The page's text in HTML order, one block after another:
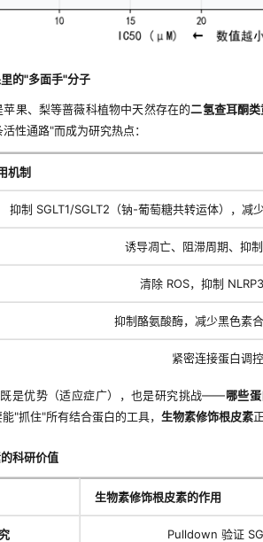
的"多面手"分子
果、梨等蔷薇科植物中天然存在的二氢查耳酮
性通路"而成为研究热点：
机制
抑制 SGLT1/SGLT2（钠-葡萄糖共转运体），
诱导凋亡、阻滞周期、抑
清除 ROS，抑制
抑制酪氨酸酶，减少黑色素
紧密连接蛋白调
是优势（适应症广），也是研究挑战——哪些
"抓住"所有结合蛋白的工具， 生物素修饰根皮素
科研价值
生物素修饰根皮素的作用
Pulldown 验证